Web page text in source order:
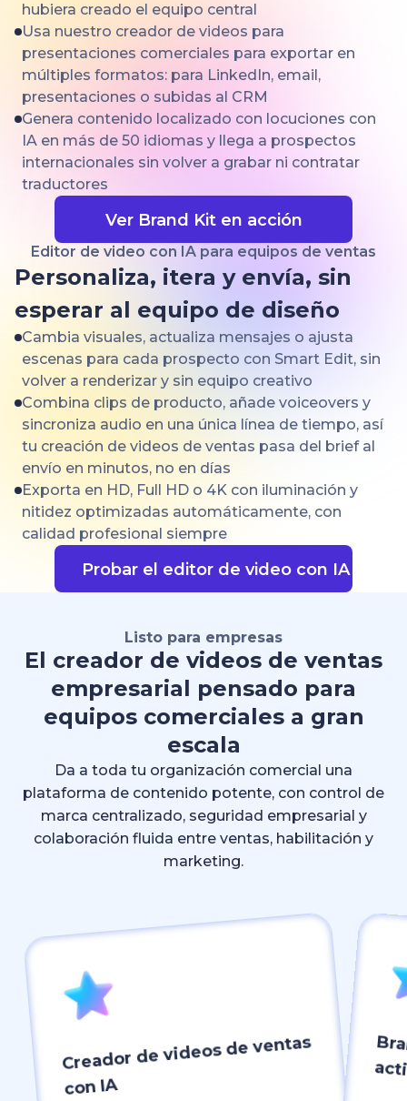
hubiera creado el equipo central
Usa nuestro creador de videos para
presentaciones comerciales para exportar en
múltiples formatos: para LinkedIn, email,
presentaciones o subidas al CRM
Genera contenido localizado con locuciones con
IA en más de 50 idiomas y llega a prospectos
internacionales sin volver a grabar ni contratar
traductores
Ver Brand Kit en acción
Editor de video con IA para equipos de ventas
Personaliza, itera y envía, sin
esperar al equipo de diseño
Cambia visuales, actualiza mensajes o ajusta
escenas para cada prospecto con Smart Edit, sin
volver a renderizar y sin equipo creativo
Combina clips de producto, añade voiceovers y
sincroniza audio en una única línea de tiempo, así
tu creación de videos de ventas pasa del brief al
envío en minutos, no en días
Exporta en HD, Full HD o 4K con iluminación y
nitidez optimizadas automáticamente, con
calidad profesional siempre
Probar el editor de video con IA
Listo para empresas
El creador de videos de ventas
empresarial pensado para
equipos comerciales a gran
escala
Da a toda tu organización comercial una
plataforma de contenido potente, con control de
marca centralizado, seguridad empresarial y
colaboración fluida entre ventas, habilitación y
marketing.
Creador de videos de ventas
con IA